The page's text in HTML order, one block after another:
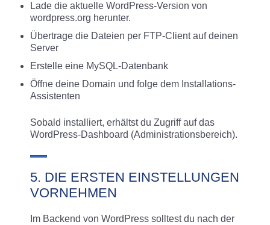
Lade die aktuelle WordPress-Version von
wordpress.org herunter.
Übertrage die Dateien per FTP-Client auf deinen
Server
Erstelle eine MySQL-Datenbank
Öffne deine Domain und folge dem Installations-
Assistenten
Sobald installiert, erhältst du Zugriff auf das
WordPress-Dashboard (Administrationsbereich).
5. DIE ERSTEN EINSTELLUNGEN
VORNEHMEN
Im Backend von WordPress solltest du nach der